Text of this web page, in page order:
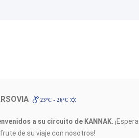
23ºC - 26ºC
a su circuito de KANNAK.
de su viaje con nosotros!